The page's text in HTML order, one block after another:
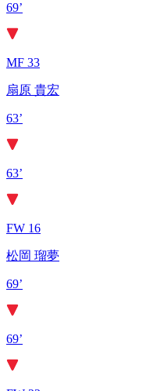
69’
MF 33
扇原 貴宏
63’
63’
FW 16
松岡 瑠夢
69’
69’